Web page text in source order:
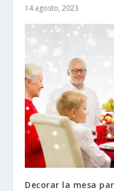
14 agosto, 2023
Decorar la mesa